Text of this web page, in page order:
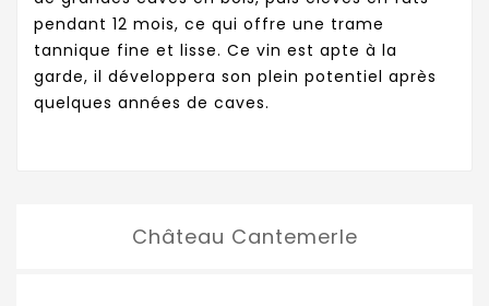
pendant 12 mois, ce qui offre une trame
tannique fine et lisse. Ce vin est apte à la
garde, il développera son plein potentiel après
quelques années de caves.
Château Cantemerle